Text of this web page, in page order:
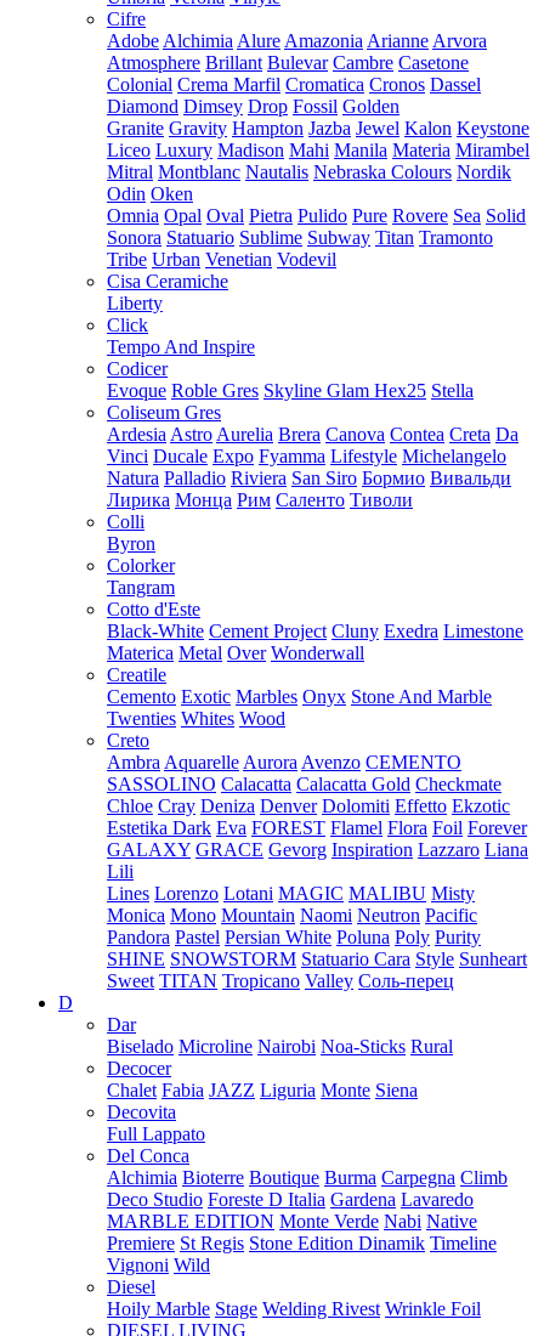
Cifre
Adobe Alchimia Alure Amazonia Arianne Arvora
Atmosphere Brillant Bulevar Cambre Casetone
Colonial Crema Marfil Cromatica Cronos Dassel
Diamond Dimsey Drop Fossil Golden
Granite Gravity Hampton Jazba Jewel Kalon Keystone
Liceo Luxury Madison Mahi Manila Materia Mirambel
Mitral Montblanc Nautalis Nebraska Colours Nordik
Odin Oken
Omnia Opal Oval Pietra Pulido Pure Rovere Sea Solid
Sonora Statuario Sublime Subway Titan Tramonto
Tribe Urban Venetian Vodevil
Cisa Ceramiche
Liberty
Click
Tempo And Inspire
Codicer
Evoque Roble Gres Skyline Glam Hex25 Stella
Coliseum Gres
Ardesia Astro Aurelia Brera Canova Contea Creta Da
Vinci Ducale Expo Fyamma Lifestyle Michelangelo
Natura Palladio Riviera San Siro Бормио Вивальди
Лирика Монца Рим Саленто Тиволи
Colli
Byron
Colorker
Tangram
Cotto d'Este
Black-White Cement Project Cluny Exedra Limestone
Materica Metal Over Wonderwall
Creatile
Cemento Exotic Marbles Onyx Stone And Marble
Twenties Whites Wood
Creto
Ambra Aquarelle Aurora Avenzo CEMENTO
SASSOLINO Calacatta Calacatta Gold Checkmate
Chloe Cray Deniza Denver Dolomiti Effetto Ekzotic
Estetika Dark Eva FOREST Flamel Flora Foil Forever
GALAXY GRACE Gevorg Inspiration Lazzaro Liana
Lili
Lines Lorenzo Lotani MAGIC MALIBU Misty
Monica Mono Mountain Naomi Neutron Pacific
Pandora Pastel Persian White Poluna Poly Purity
SHINE SNOWSTORM Statuario Cara Style Sunheart
Sweet TITAN Tropicano Valley Соль-перец
D
Dar
Biselado Microline Nairobi Noa-Sticks Rural
Decocer
Chalet Fabia JAZZ Liguria Monte Siena
Decovita
Full Lappato
Del Conca
Alchimia Bioterre Boutique Burma Carpegna Climb
Deco Studio Foreste D Italia Gardena Lavaredo
MARBLE EDITION Monte Verde Nabi Native
Premiere St Regis Stone Edition Dinamik Timeline
Vignoni Wild
Diesel
Hoily Marble Stage Welding Rivest Wrinkle Foil
DIESEL LIVING